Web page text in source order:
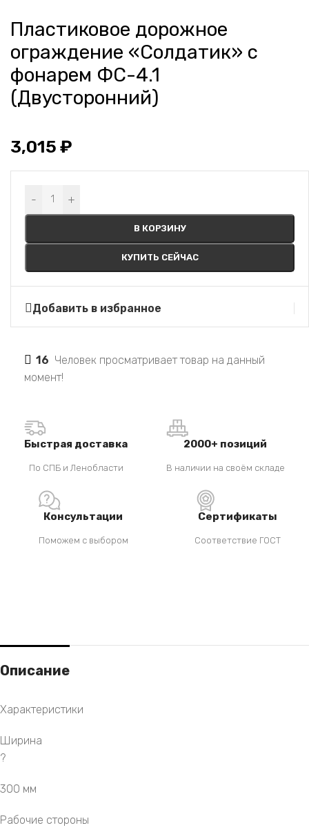
Пластиковое дорожное
ограждение «Солдатик» с
фонарем ФС-4.1
(Двусторонний)
3,015 ₽
- +
В КОРЗИНУ
КУПИТЬ СЕЙЧАС
Alternative:
Добавить в избранное
16 Человек просматривает товар на данный
момент!
Быстрая доставка
По СПБ и Ленобласти
2000+ позиций
В наличии на своём складе
Консультации
Поможем с выбором
Сертификаты
Соответствие ГОСТ
Описание
Характеристики
Ширина
?
300 мм
Рабочие стороны